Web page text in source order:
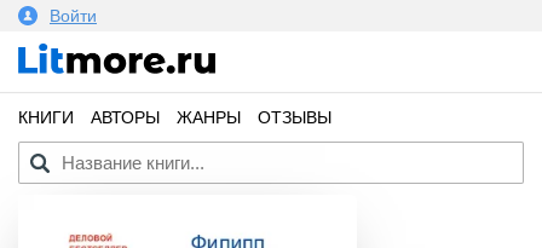
Войти
КНИГИ АВТОРЫ ЖАНРЫ ОТЗЫВЫ